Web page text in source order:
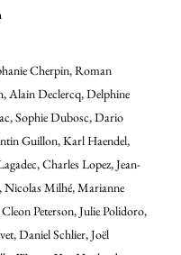
Cherpin, Roman
Alain Declercq, Delphine
Sophie Dubosc, Dario
Guillon, Karl Haendel,
Charles Lopez, Jean-
Milhé, Marianne
Peterson, Julie Polidoro,
Daniel Schlier, Joël